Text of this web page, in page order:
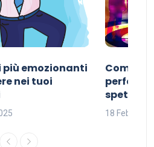
più emozionanti
nei tuoi
Come
perfetta
18 Febbraio